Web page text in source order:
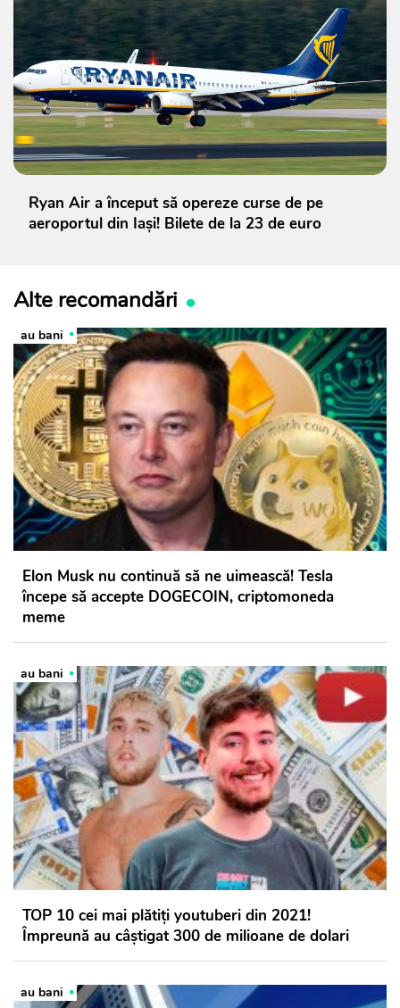
Ryan Air a început să opereze curse de pe
aeroportul din Iași! Bilete de la 23 de euro
Alte recomandări
au bani
Elon Musk nu continuă să ne uimească! Tesla
începe să accepte DOGECOIN, criptomoneda
meme
au bani
TOP 10 cei mai plătiți youtuberi din 2021!
Împreună au câștigat 300 de milioane de dolari
au bani